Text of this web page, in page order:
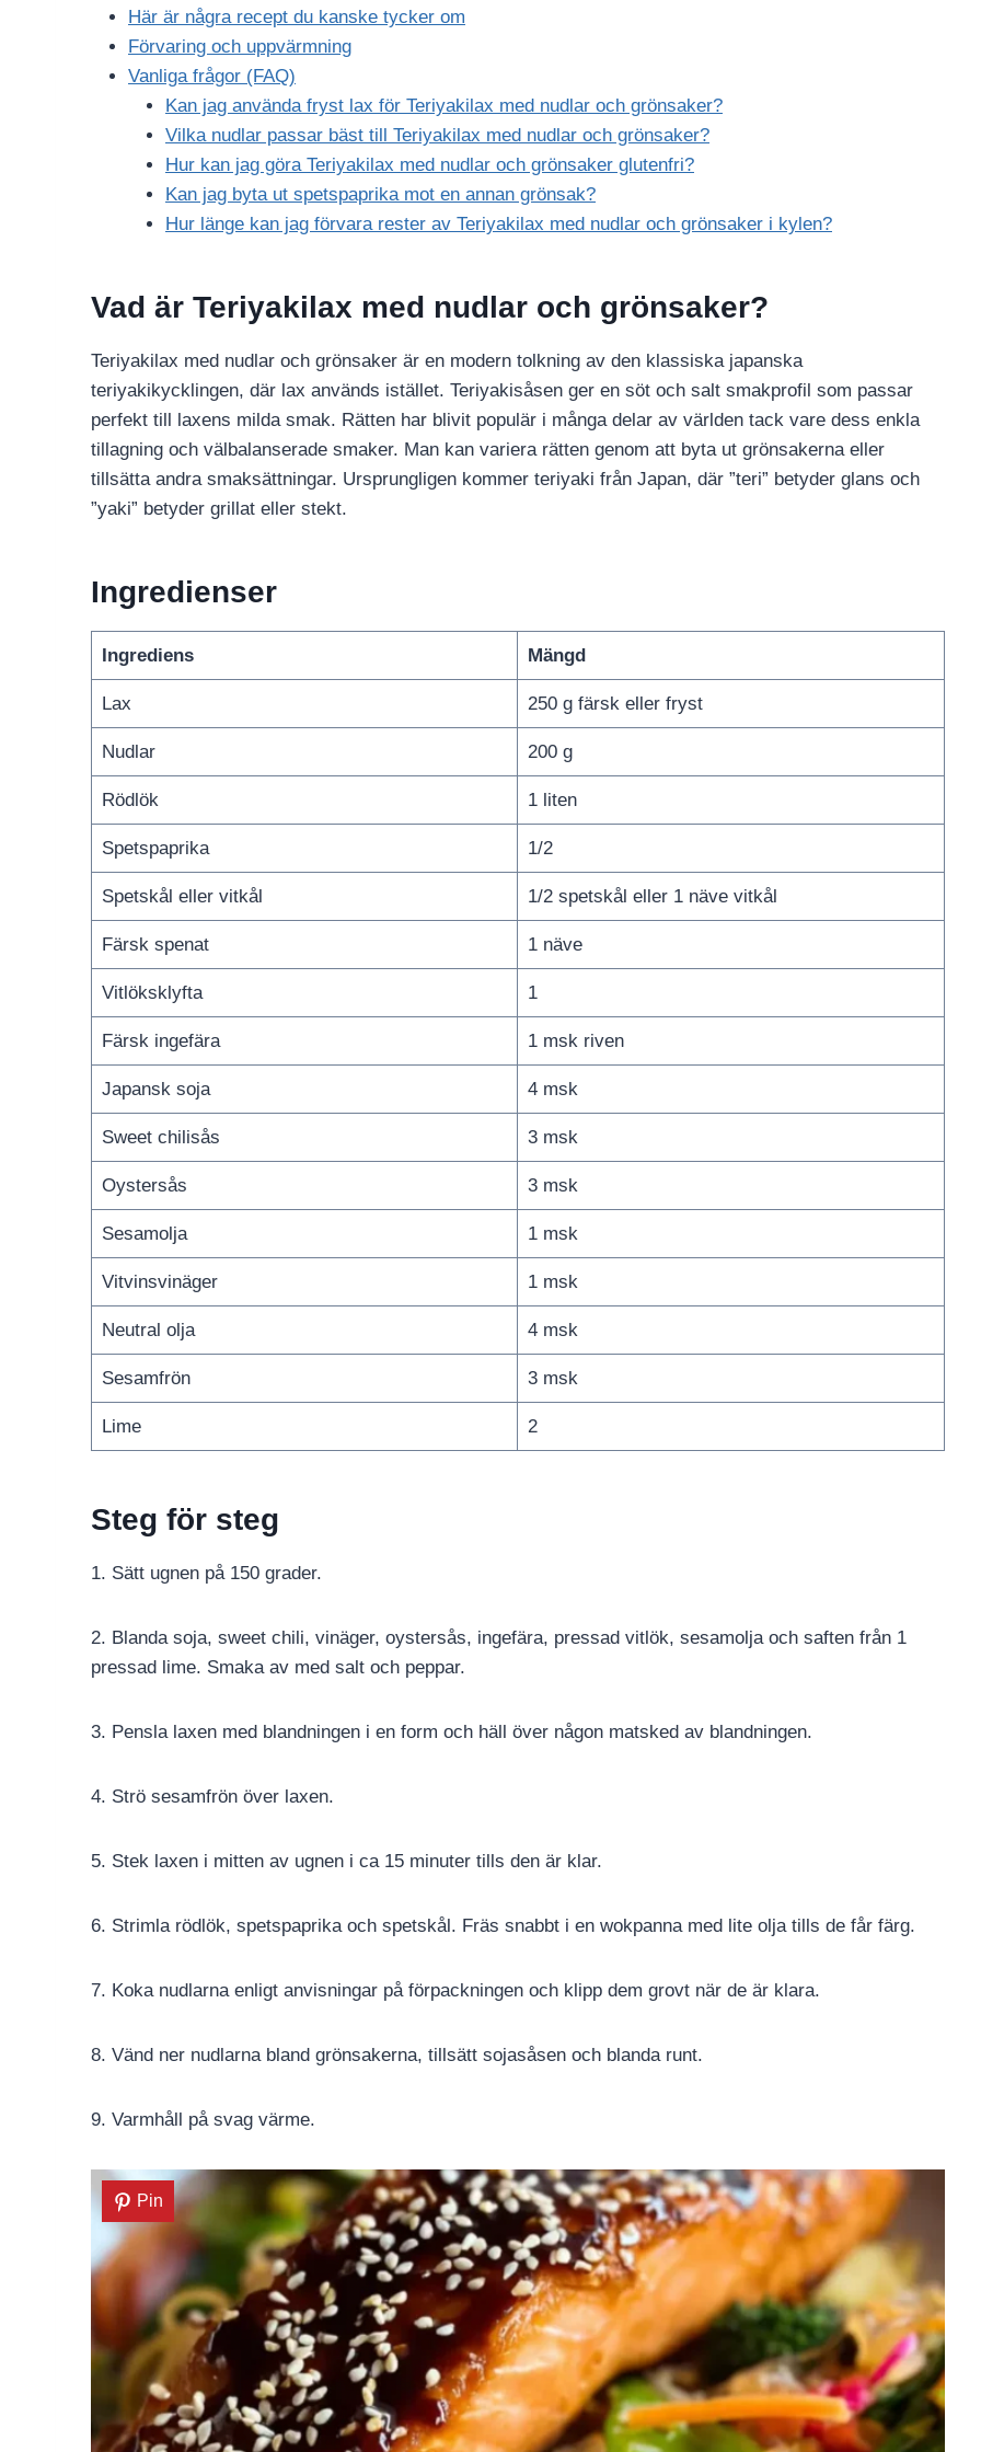
Här är några recept du kanske tycker om
Förvaring och uppvärmning
Vanliga frågor (FAQ)
Kan jag använda fryst lax för Teriyakilax med nudlar och grönsaker?
Vilka nudlar passar bäst till Teriyakilax med nudlar och grönsaker?
Hur kan jag göra Teriyakilax med nudlar och grönsaker glutenfri?
Kan jag byta ut spetspaprika mot en annan grönsak?
Hur länge kan jag förvara rester av Teriyakilax med nudlar och grönsaker i kylen?
Vad är Teriyakilax med nudlar och grönsaker?
Teriyakilax med nudlar och grönsaker är en modern tolkning av den klassiska japanska
teriyakikycklingen, där lax används istället. Teriyakisåsen ger en söt och salt smakprofil som passar
perfekt till laxens milda smak. Rätten har blivit populär i många delar av världen tack vare dess enkla
tillagning och välbalanserade smaker. Man kan variera rätten genom att byta ut grönsakerna eller
tillsätta andra smaksättningar. Ursprungligen kommer teriyaki från Japan, där ”teri” betyder glans och
”yaki” betyder grillat eller stekt.
Ingredienser
Ingrediens Mängd
Lax 250 g färsk eller fryst
Nudlar 200 g
Rödlök 1 liten
Spetspaprika 1/2
Spetskål eller vitkål 1/2 spetskål eller 1 näve vitkål
Färsk spenat 1 näve
Vitlöksklyfta 1
Färsk ingefära 1 msk riven
Japansk soja 4 msk
Sweet chilisås 3 msk
Oystersås 3 msk
Sesamolja 1 msk
Vitvinsvinäger 1 msk
Neutral olja 4 msk
Sesamfrön 3 msk
Lime 2
Steg för steg
1. Sätt ugnen på 150 grader.
2. Blanda soja, sweet chili, vinäger, oystersås, ingefära, pressad vitlök, sesamolja och saften från 1
pressad lime. Smaka av med salt och peppar.
3. Pensla laxen med blandningen i en form och häll över någon matsked av blandningen.
4. Strö sesamfrön över laxen.
5. Stek laxen i mitten av ugnen i ca 15 minuter tills den är klar.
6. Strimla rödlök, spetspaprika och spetskål. Fräs snabbt i en wokpanna med lite olja tills de får färg.
7. Koka nudlarna enligt anvisningar på förpackningen och klipp dem grovt när de är klara.
8. Vänd ner nudlarna bland grönsakerna, tillsätt sojasåsen och blanda runt.
9. Varmhåll på svag värme.
Pin